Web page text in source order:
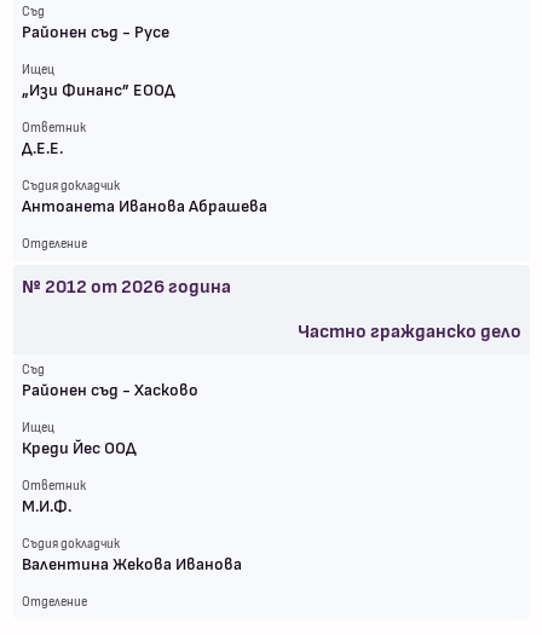
Съд
Районен съд - Русе
Ищец
„Изи Финанс” ЕООД
Ответник
Д.Е.Е.
Съдия докладчик
Антоанета Иванова Абрашева
Отделение
№ 2012 от 2026година
Частно гражданско дело
Съд
Районен съд - Хасково
Ищец
Креди Йес ООД
Ответник
М.И.Ф.
Съдия докладчик
Валентина Жекова Иванова
Отделение